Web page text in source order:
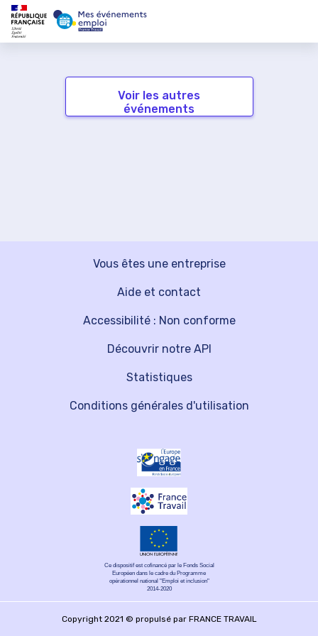
Voir les autres
événements
Vous êtes une entreprise
Découvrir notre API
Aide et contact
Statistiques
Accessibilité : Non conforme
Conditions générales d'utilisation
Ce dispositif est cofinancé par le Fonds Social
Européen dans le cadre du Programme
opérationnel national "Emploi et inclusion"
2014-2020
Copyright 2021 © propulsé par FRANCE TRAVAIL